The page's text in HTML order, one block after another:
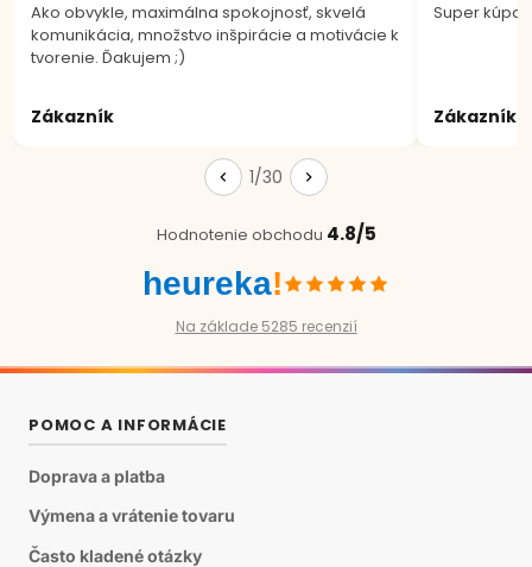
Ako obvykle, maximálna spokojnosť, skvelá
komunikácia, množstvo inšpirácie a motivácie k
tvorenie. Ďakujem ;)
Zákazník
Super
Zákazník
1/30
Hodnotenie obchodu 4.8/5
heureka!
Na základe 5285 recenzií
POMOC A INFORMÁCIE
Doprava a platba
Výmena a vrátenie tovaru
Často kladené otázky